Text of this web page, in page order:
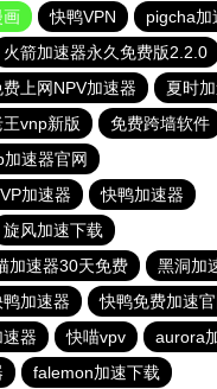
画 快鸭VPN
pigcha加
火箭加速器永久免费版2.2.0
费上网NPV加速器
夏时
王vnp新版
免费跨墙软件
加速器官网
加速器
快鸭加速器
旋风加速下载
加速器30天免费
黑洞加
鸭加速器
快鸭免费加速
器 快喵vpv
aurora
falemon加速下载